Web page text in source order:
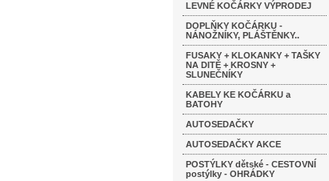
LEVNÉ KOČÁRKY VÝPRODEJ
DOPLŇKY KOČÁRKU -
NÁNOŽNÍKY, PLÁŠTĚNKY..
FUSAKY + KLOKANKY + TAŠKY
NA DITĚ + KROSNY +
SLUNEČNÍKY
KABELY KE KOČÁRKU a
BATOHY
AUTOSEDAČKY
AUTOSEDAČKY AKCE
POSTÝLKY dětské - CESTOVNÍ
postýlky - OHRÁDKY